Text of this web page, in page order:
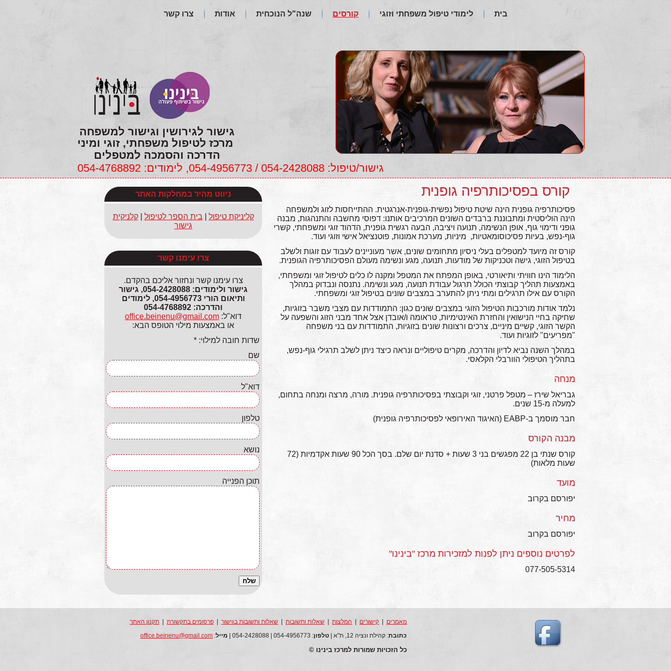
בית לימודי טיפול משפחתי וזוגי קורסים שנה"ל הנוכחית אודות צרו קשר
גישור/טיפול: 054-2428088 / 054-4956773, לימודים: 054-4768892
הדרכה והסמכה למטפלים
גישור לגירושין וגישור למשפחה
מרכז לטיפול משפחתי, זוגי ומיני
קורס בפסיכותרפיה גופנית
פסיכותרפיה גופנית הינה שיטת טיפול נפשית-גופנית-אנרגטית. ההתייחסות לזוג ולמשפחה
הינה הוליסטית ומתבוננת ברבדים השונים המרכיבים אותנו:‬ ‫דפוסי מחשבה והתנהגות, מבנה
גופני ודימוי גוף, אופן הנשימה, תנועה ויציבה, הבעה רגשית גופנית, הדהוד זוגי ומשפחתי, קשרי
גוף-נפש, בעיות פסיכוסומאטיות, ‬ ‫מיניות, מערכת אמונות, פוטנציאל אישי וזוגי ועוד.‬
קורס זה מיועד למטפלים בעלי ניסיון מתחומים שונים, אשר מעוניינים לעבוד עם זוגות ולשלב
בטיפול הזוגי, גישה וטכניקות של מודעות, תנועה, מגע ונשימה מעולם הפסיכותרפיה הגופנית.
הלימוד הינו חוויתי ותיאורטי, באופן המפתח את המטפל ומקנה לו כלים לטיפול זוגי ומשפחתי,
באמצעות תהליך קבוצתי הכולל תרגול עבודת תנועה, מגע ונשימה. נתנסה ונבדוק במהלך
הקורס עם אילו תרגילים ומתי ניתן להתערב במצבים שונים בטיפול זוגי ומשפחתי.
נלמד אודות מורכבות הטיפול הזוגי במצבים שונים כגון: התמודדות עם מצבי משבר בזוגיות,
שחיקה בחיי הנישואין והחזרת האינטימיות, טראומה ו/אובדן אצל אחד מבני הזוג והשפעה על
הקשר הזוגי, קשיים מיניים, צרכים ורצונות שונים בזוגיות, התמודדות עם בני משפחה
"מפריעים" לזוגיות ועוד.
במהלך השנה נביא לדיון והדרכה, מקרים טיפוליים ונראה כיצד ניתן לשלב תרגילי גוף-נפש,
בתהליך הטיפולי הוורבלי הקלאסי.
מנחה
גבריאל שירז – מטפל פרטני, זוגי וקבוצתי בפסיכותרפיה גופנית. מורה, מרצה ומנחה בתחום,
למעלה מ-15 שנים.
חבר מוסמך ב-EABP (האיגוד האירופאי לפסיכותרפיה גופנית)
מבנה הקורס
קורס שנתי בן 22 מפגשים בני 3 שעות + סדנת יום שלם. בסך הכל 90 שעות אקדמיות (72
שעות מלאות)
מועד
יפורסם בקרוב
מחיר
יפורסם בקרוב
לפרטים נוספים ניתן לפנות למזכירות מרכז "בינינו"
077-505-5314
ניווט מהיר במחלקות האתר
קליניקת טיפול בית הספר לטיפול |קלניקית
גישור
צרו עימנו קשר
צרו עימנו קשר ונחזור אליכם בהקדם.
גישור ולימודים: 054-2428088, גישור
ותיאום הורי 054-4956773, לימודים
והדרכה: 054-4768892
דוא"ל: office.beinenu@gmail.com
או באמצעות מילוי הטופס הבא:
שדות חובה למילוי: *
שם
דוא"ל
טלפון
נושא
תוכן הפנייה
מאמרים קישורים המלצות שאלות ותשובות שאלות ותשובות בגישור פרסומים בתקשורת
תקנון האתר
כתובת: קהילת ונציה 12, ת"א | טלפון: 054-4956773 | 054-2428088 | מייל:
office.beinenu@gmail.com
כל הזכויות שמורות למרכז בינינו ©